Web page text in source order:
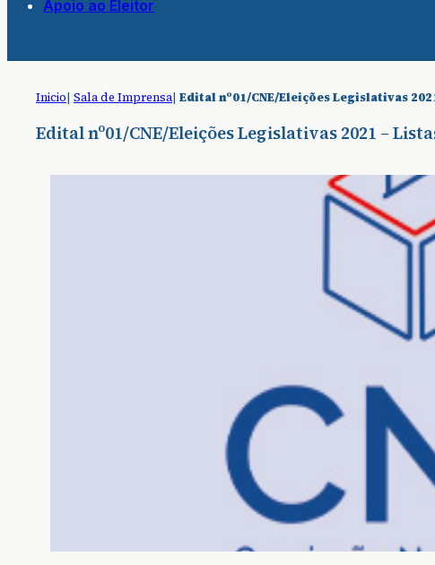
Apoio ao Eleitor
Inicio| Sala de Imprensa| Edital nº01/CNE/Eleições Legislativas
Edital nº01/CNE/Eleições Legislativas 2021 –